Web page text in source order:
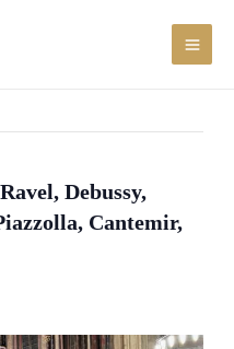
Debussy,
Cantemir,